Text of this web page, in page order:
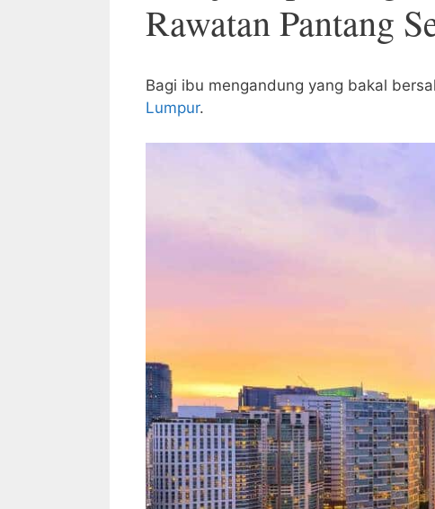
Rawatan Pantang
Bagi ibu mengandung yang bakal
Lumpur.